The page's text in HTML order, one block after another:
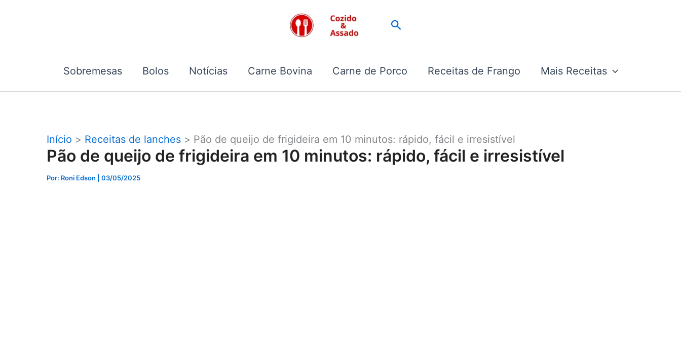
Pesquisar
Sobremesas Bolos Notícias Carne Bovina Carne de Porco Receitas de Frango Mais Receitas
Início Receitas de lanches Pão de queijo de frigideira em 10 minutos: rápido, fácil e irresistível
Pão de queijo de frigideira em 10 minutos: rápido, fácil e irresistível
Por: Roni Edson | 03/05/2025